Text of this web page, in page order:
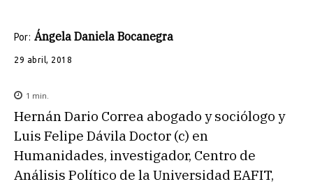
Por: Ángela Daniela Bocanegra
29 abril, 2018
1 min.
Hernán Dario Correa abogado y sociólogo y
Luis Felipe Dávila Doctor (c) en
Humanidades, investigador, Centro de
Análisis Político de la Universidad EAFIT,